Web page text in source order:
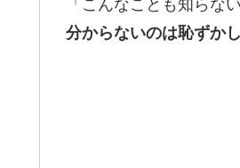
分からないのは恥ずか